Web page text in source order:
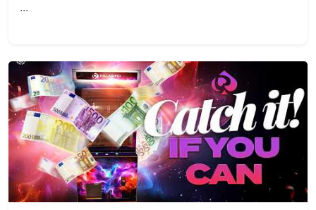
...